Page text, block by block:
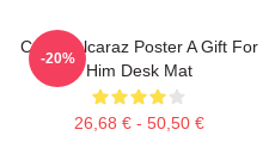
Carlos Alcaraz Poster A Gift For
Him Desk Mat
26,68 € - 50,50 €
-20%